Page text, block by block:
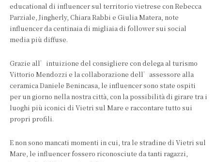
educational di influencer sul territorio vietrese con Rebecca
Parziale, Jingherly, Chiara Rabbi e Giulia Matera, note
influencer da centinaia di migliaia di follower sui social
media più diffuse.
Grazie all’intuizione del consigliere con delega al turismo
Vittorio Mendozzi e la collaborazione dell’assessore alla
ceramica Daniele Benincasa, le influencer sono state ospiti
per un giorno nella nostra città, con la possibilità di girare tra i
luoghi più iconici di Vietri sul Mare e raccontare tutto sui
propri profili.
E non sono mancati momenti in cui, tra le stradine di Vietri sul
Mare, le influencer fossero riconosciute da tanti ragazzi,